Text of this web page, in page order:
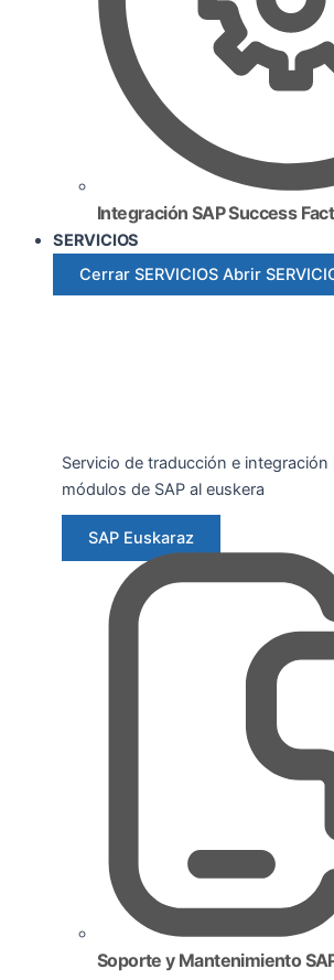
Integración SAP Success
SERVICIOS
Cerrar SERVICIOS Abrir
Servicio de traducción e integración
módulos de SAP al euskera
SAP Euskaraz
Soporte y Mantenimiento